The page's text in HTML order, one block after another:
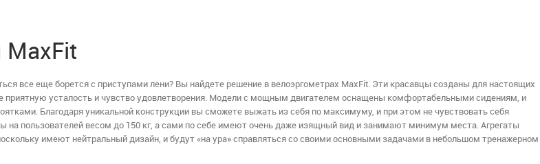
все еще борется с приступами лени? Вы найдете решение в велоэргометрах MaxFit. Эти красавцы созданы для настоящих
приятную усталость и чувство удовлетворения. Модели с мощным двигателем оснащены комфортабельными сидениям, и
Благодаря уникальной конструкции вы сможете выжать из себя по максимуму, и при этом не чувствовать себя
на пользователей весом до 150 кг, а сами по себе имеют очень даже изящный вид и занимают минимум места. Агрегаты
имеют нейтральный дизайн, и будут «на ура» справляться со своими основными задачами в небольшом тренажерном